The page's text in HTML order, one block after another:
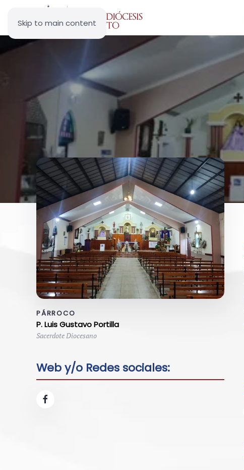
Skip to main content
PÁRROCO
P. Luis Gustavo Portilla
Sacerdote Diocesano
Web y/o Redes sociales: